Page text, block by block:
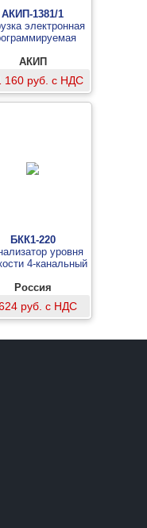
АКИП-1381/1
электронная
АКИП
160 руб. с НДС
БКК1-220
уровня
4-канальный
Россия
руб. с НДС